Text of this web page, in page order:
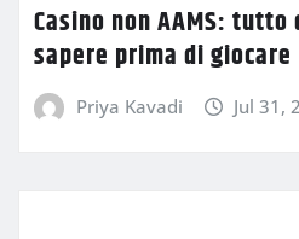
Casino non AAMS:
sapere prima di giocare
Priya Kavadi Jul 31,